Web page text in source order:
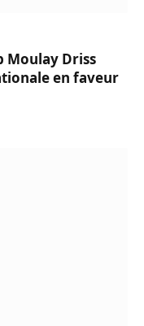
Moulay Driss
en faveur